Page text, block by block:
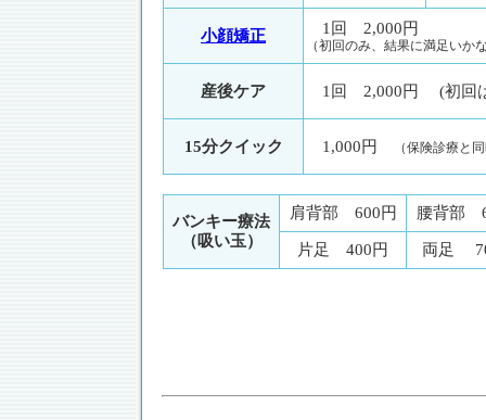
小顔矯正 1回 2,000円
（初回のみ、結果に満足いか
産後ケア 1回 2,000円 (初回
15分クイック 1,000円 （保険診療と
バンキー療法
（吸い玉）
肩背部 600円
腰背部
片足 400円
両足